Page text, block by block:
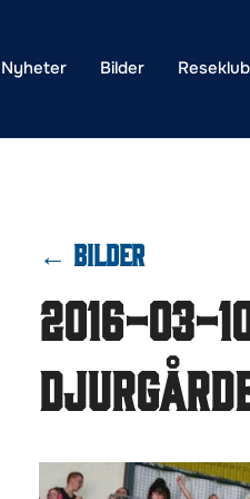
Nyheter Bilder
← BILDER
2016-03-